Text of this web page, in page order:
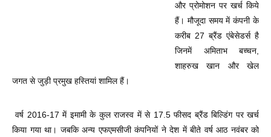
और प्रोमोशन पर खर्च किये
हैं। मौजूदा समय में कंपनी के
करीब 27 ब्रैंड एंबेसेडर्स है
जिनमें अमिताभ बच्चन,
शाहरुख खान और खेल
जगत से जुड़ी प्रमुख हस्तियां शामिल हैं।
वर्ष 2016-17 में इमामी के कुल राजस्व में से 17.5 फीसद ब्रैंड बिल्डिंग पर खर्च
किया गया था। जबकि अन्य एफएमसीजी कंपनियों ने देश में बीते वर्ष आठ नवंबर को